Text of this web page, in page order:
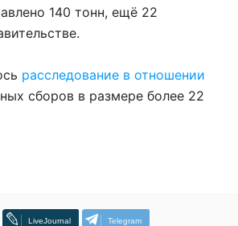
140 тонн, ещё 22
расследование в отношении
сборов в размере более 22
LiveJournal Telegram